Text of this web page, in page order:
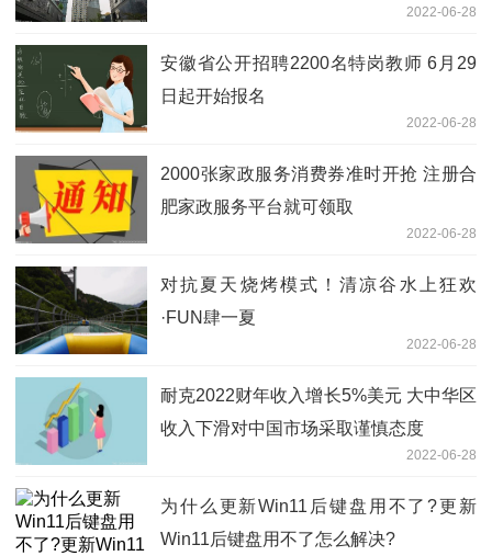
2022-06-28
安徽省公开招聘2200名特岗教师 6月29
日起开始报名
2022-06-28
2000张家政服务消费券准时开抢 注册合
肥家政服务平台就可领取
2022-06-28
对抗夏天烧烤模式！清凉谷水上狂欢
·FUN肆一夏
2022-06-28
耐克2022财年收入增长5%美元 大中华区
收入下滑对中国市场采取谨慎态度
2022-06-28
为什么更新Win11后键盘用不了?更新
Win11后键盘用不了怎么解决?